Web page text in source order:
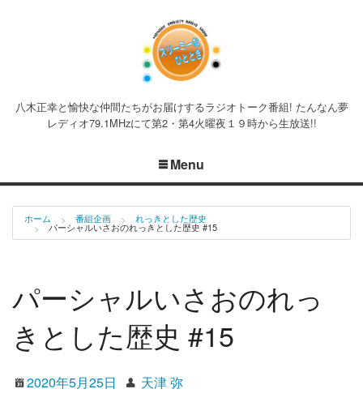
八木正幸と愉快な仲間たちがお届けするラジオトーク番組! たんなん夢
レディオ79.1MHzにて第2・第4火曜夜１９時から生放送!!
Menu
ホーム 番組企画 れっきとした歴史
パーシャルいさおのれっきとした歴史 #15
パーシャルいさおのれっ
きとした歴史 #15
2020年5月25日 天津 弥